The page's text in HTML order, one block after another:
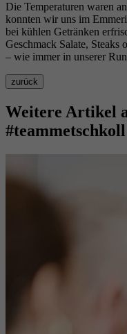
Die Temperaturen waren
konnten wir uns im
bei kühlen Getränken
Geschmack Salate,
– wie immer in unserer
zurück
Weitere Artikel
#teammetschkoll